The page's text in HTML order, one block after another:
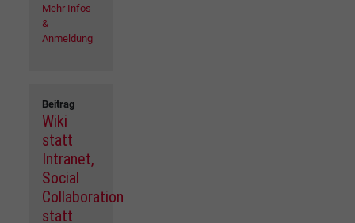
Mehr Infos
&
Anmeldung
Beitrag
Wiki
statt
Intranet,
Social
Collaboration
statt